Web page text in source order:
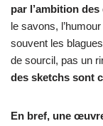
par l’ambition
le savons,
souvent les
de sourcil, pas un
des sketchs sont
En bref, une